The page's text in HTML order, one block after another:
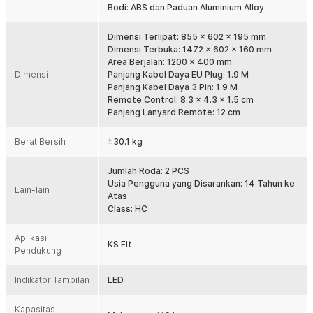
Area berjalan 1200 x 400 mm dengan tekstur diamond anti-slip.
Senyap dan Tahan Lama
Motor brushless 1 HP beroperasi dengan suara minim. Konsumsi
daya 735 W mendukung performa stabil untuk penggunaan jangka
panjang. Aktivitas berjalan terasa nyaman tanpa gangguan suara.
Rincian yang Anda dapatkan untuk pembelian produk ini:
1 x Kabel Daya EU Plug
1 x Kabel Daya 3 Pin
1 x Silicone Oil
1 x Lanyard Remote
Bodi: ABS dan Paduan Aluminium Alloy
Dimensi
Dimensi Terlipat: 855 x 602 x 195 mm
Dimensi Terbuka: 1472 x 602 x 160 mm
Area Berjalan: 1200 x 400 mm
Panjang Kabel Daya EU Plug: 1.9 M
Panjang Kabel Daya 3 Pin: 1.9 M
Remote Control: 8.3 x 4.3 x 1.5 cm
Panjang Lanyard Remote: 12 cm
Berat Bersih ±30.1 kg
Lain-lain
Jumlah Roda: 2 PCS
Usia Pengguna yang Disarankan: 14 Tahun ke
Atas
Class: HC
Aplikasi
Pendukung
KS Fit
Indikator Tampilan LED
Kapasitas